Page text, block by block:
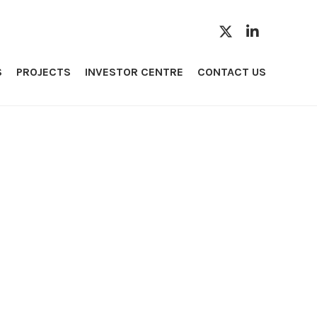
PROJECTS INVESTOR CENTRE CONTACT US